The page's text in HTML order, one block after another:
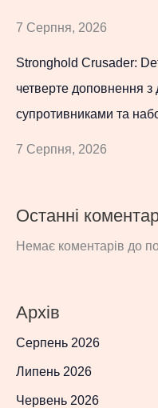
7 Серпня, 2026
Stronghold Crusader:
четверте доповнення з
супротивниками та
7 Серпня, 2026
Останні
Немає коментарів до
Архів
Серпень 2026
Липень 2026
Червень 2026